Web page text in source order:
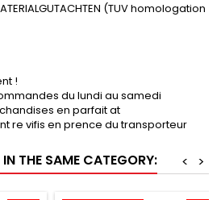
(TUV homologation
!
du lundi au samedi
en parfait at
re vifis en prence du transporteur
THE SAME CATEGORY: >
<